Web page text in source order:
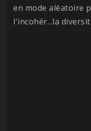
en mode aléatoire
l'incohér...la